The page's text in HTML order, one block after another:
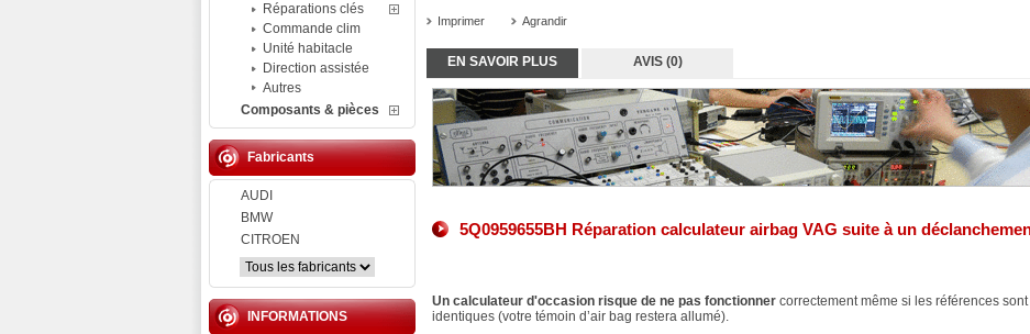
Réparations clés
Commande clim
Unité habitacle
Direction assistée
Autres
Composants & pièces
Fabricants
AUDI
BMW
CITROEN
INFORMATIONS
Imprimer Agrandir
EN SAVOIR PLUS AVIS (0)
5Q0959655BH Réparation calculateur airbag VAG suite à un
Un calculateur d'occasion risque de ne pas fonctionner correctement même si les références sont
identiques (votre témoin d’air bag restera allumé).